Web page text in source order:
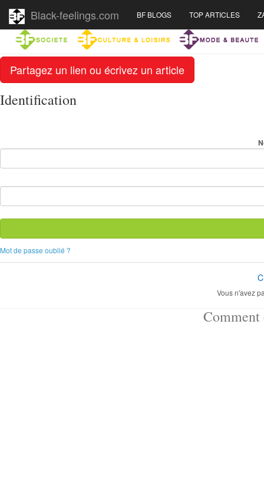
Partagez un lien ou écrivez un article
Black-feelings.com BF BLOGS TOP ARTICLES
Identification
Mot de passe oublié ?
Vous n'avez
Comment